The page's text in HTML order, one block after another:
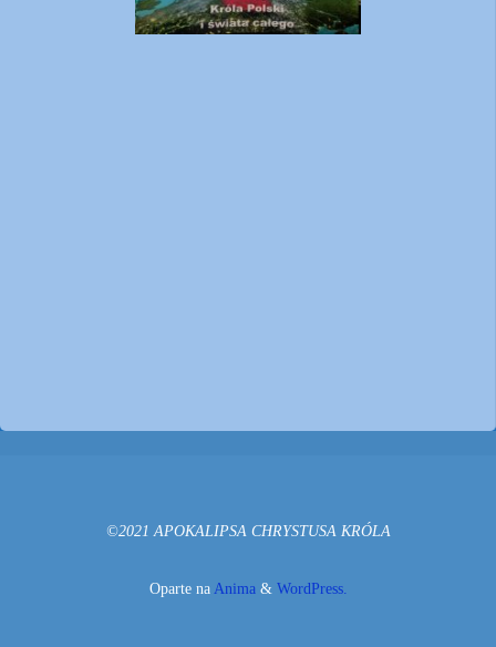
©2021 APOKALIPSA CHRYSTUSA KRÓLA
Oparte naAnima & WordPress.